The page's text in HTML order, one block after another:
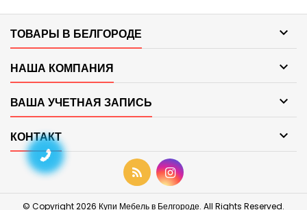
ТОВАРЫ В БЕЛГОРОДЕ 
НАША КОМПАНИЯ 
ВАША УЧЕТНАЯ ЗАПИСЬ 
КОНТАКТ 
© Copyright 2026 Купи Мебель в Белгороде. All Rights Reserved.